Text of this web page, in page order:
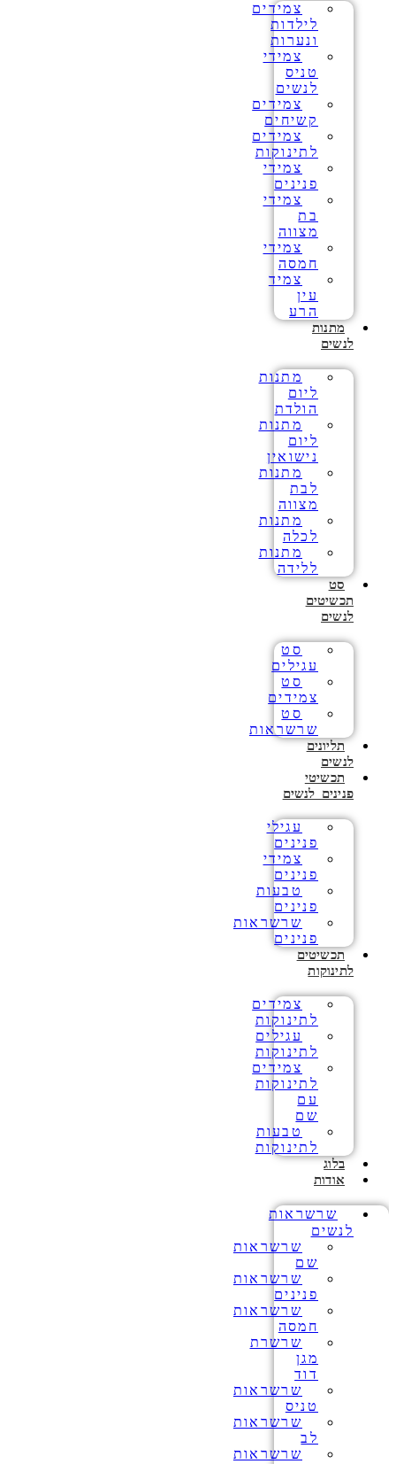
צמידים
לילדות
ונערות
צמידי
טניס
לנשים
צמידים
קשיחים
צמידים
לתינוקות
צמידי
פנינים
צמידי
בת
מצווה
צמידי
חמסה
צמיד
עין
הרע
מתנות
לנשים
מתנות
ליום
הולדת
מתנות
ליום
נישואין
מתנות
לבת
מצווה
מתנות
לכלה
מתנות
ללידה
סט
תכשיטים
לנשים
סט
עגילים
סט
צמידים
סט
שרשראות
תליונים
לנשים
תכשיטי
פנינים לנשים
עגילי
פנינים
צמידי
פנינים
טבעות
פנינים
שרשראות
פנינים
תכשיטים
לתינוקות
צמידים
לתינוקות
עגילים
לתינוקות
צמידים
לתינוקות
עם
שם
טבעות
לתינוקות
בלוג
אודות
שרשראות
לנשים
שרשראות
שם
שרשראות
פנינים
שרשראות
חמסה
שרשרת
מגן
דוד
שרשראות
טניס
שרשראות
לב
שרשראות